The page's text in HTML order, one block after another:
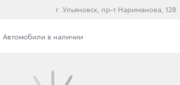
г. Ульяновск, пр-т Нариманова, 128
Автомобили в наличии